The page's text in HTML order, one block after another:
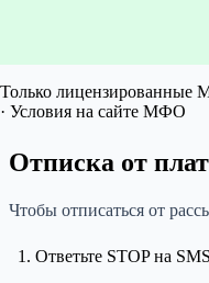
Только лицензированные
· Условия на сайте МФО
Отписка от
Чтобы отписаться от
Ответьте STOP на